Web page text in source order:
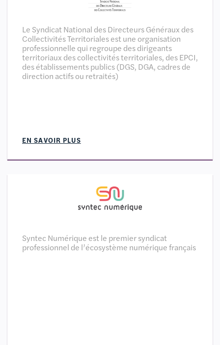
Le Syndicat National des Directeurs Généraux des
Collectivités Territoriales est une organisation
professionnelle qui regroupe des dirigeants
territoriaux des collectivités territoriales, des EPCI,
des établissements publics (DGS, DGA, cadres de
direction actifs ou retraités)
EN SAVOIR PLUS
Syntec Numérique est le premier syndicat
professionnel de l’écosystème numérique français